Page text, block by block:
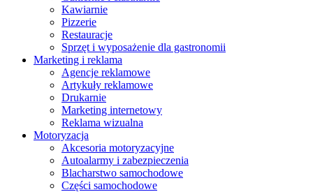
Kawiarnie
Pizzerie
Restauracje
Sprzęt i wyposażenie dla gastronomii
Marketing i reklama
Agencje reklamowe
Artykuły reklamowe
Drukarnie
Marketing internetowy
Reklama wizualna
Motoryzacja
Akcesoria motoryzacyjne
Autoalarmy i zabezpieczenia
Blacharstwo samochodowe
Części samochodowe